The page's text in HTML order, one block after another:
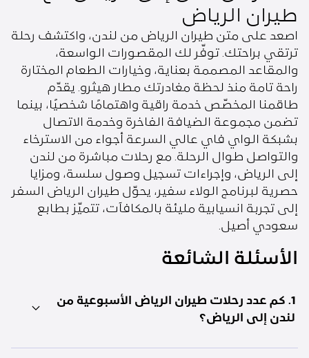
طيران الرياض
اصعد على متن طيران الرياض من لندن، واكتشف رحلة
ترتقي براحتك. توفّر لك المقصورات الواسعة،
والمقاعد المصممة بعناية، وخيارات الطعام المختارة
راحة تامة منذ لحظة مغادرتك مطار هيثرو. يقدّم
طاقمنا المخصّص خدمة راقية واهتمامًا شخصيًا، بينما
تضمن مجموعة الضيافة الفاخرة وخدمة الاتصال
بشبكة الواي فاي عالي السرعة أجواء من الاسترخاء
والتواصل طوال الرحلة. مع رحلات مباشرة من لندن
إلى الرياض، وإجراءات تسجيل وصول سلسة، ومزايا
حصرية لبرنامج الولاء سفير، يحوّل طيران الرياض السفر
إلى تجربة انسيابية مليئة بالمكافآت، تتميّز بطابع
سعودي أصيل.
الأسئلة الشائعة
1. كم عدد رحلات طيران الرياض الأسبوعية من
لندن إلى الرياض؟